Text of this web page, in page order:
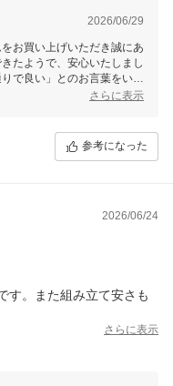
2026/06/29
お買い上げいただき誠にあ
たようで、安心いたしまし
で良い」とのお言葉をいた
用いただけますと幸いで
さらに表示
参考になった
2026/06/24
す。また組み立て安さも
さらに表示